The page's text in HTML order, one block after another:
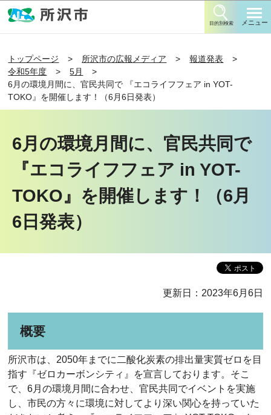
目的別検索 メニュー
トップページ 所沢市の広報メディア
報道発表
令和5年度
5月
6月の環境月間に、官民共同で 『エコライフフェア in YOT-
TOKO』を開催します！（6月6日発表）
6月の環境月間に、官民共同で
『エコライフフェア in YOT-
TOKO』を開催します！（6月
6日発表）
更新日：2023年6月6日
概要
所沢市は、2050年までに二酸化炭素の排出量実質ゼロを目
指す『ゼロカーボンシティ』を宣言しております。そこ
で、6月の環境月間に合わせ、官民共同でイベントを実施
し、市民の方々に環境に対してより深い関心を持っていた